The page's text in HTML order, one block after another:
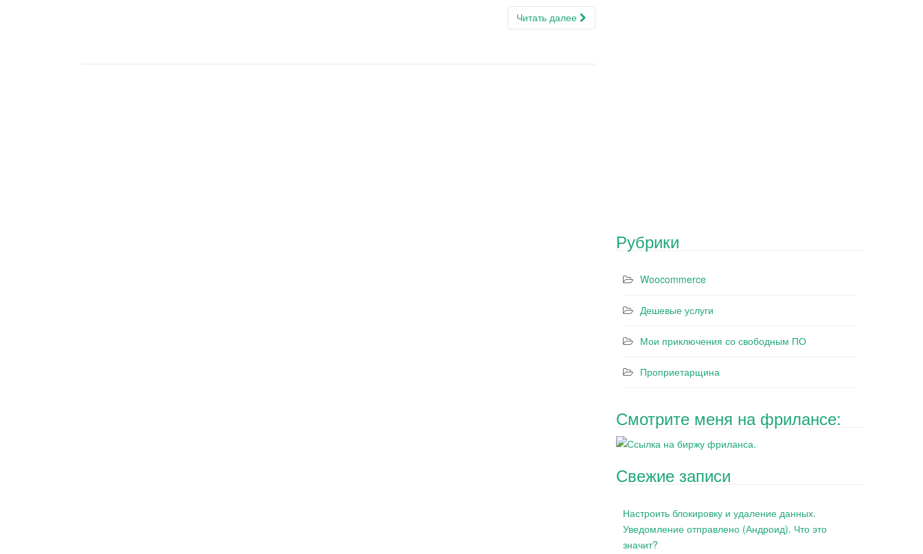
Читать далее
Рубрики
Woocommerce
Дешевые услуги
Мои приключения со свободным ПО
Проприетарщина
Смотрите меня на фрилансе:
Свежие записи
Настроить блокировку и удаление данных.
Уведомление отправлено (Андроид). Что это
значит?